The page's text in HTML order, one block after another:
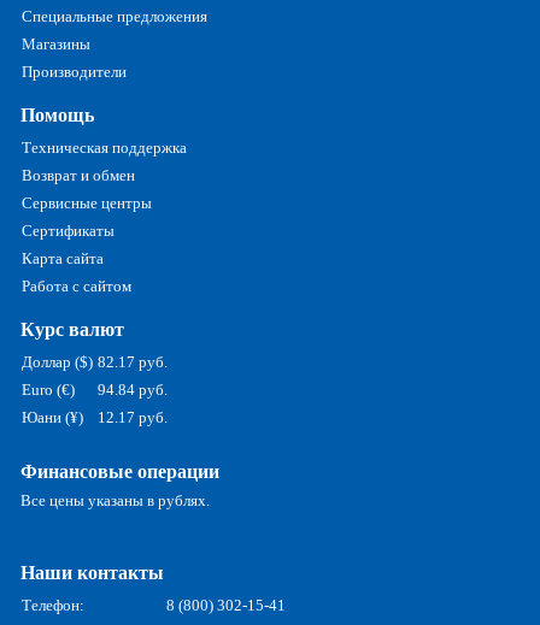
Специальные предложения
Магазины
Производители
Помощь
Техническая поддержка
Возврат и обмен
Сервисные центры
Сертификаты
Карта сайта
Работа с сайтом
Курс валют
Доллар ($) 82.17 руб.
Euro (€)
94.84 руб.
Юани (¥)
12.17 руб.
Финансовые операции
Все цены указаны в рублях.
Наши контакты
Телефон:
8 (800) 302-15-41